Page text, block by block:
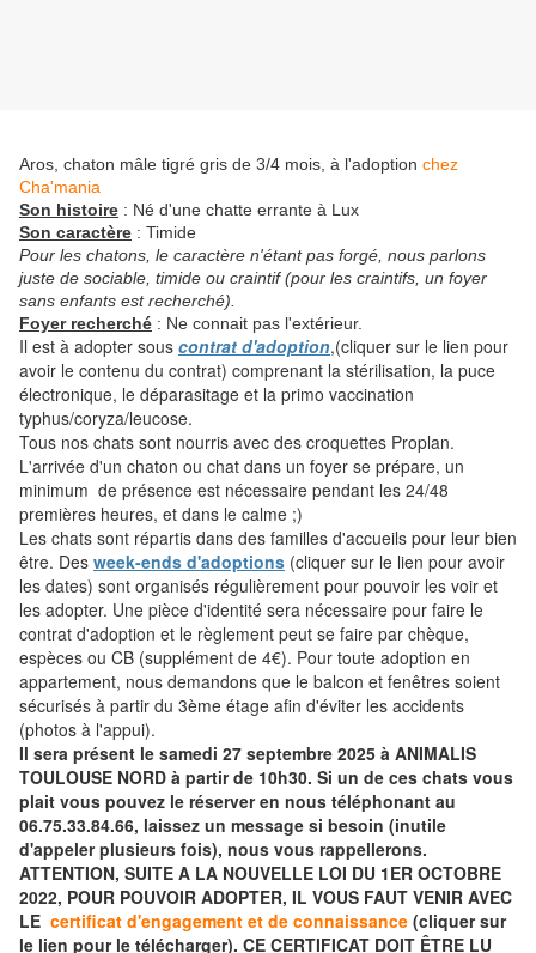
Aros, chaton mâle tigré gris de 3/4 mois, à l'adoption chez
Cha'mania
Son histoire : Né d'une chatte errante à Lux
Son caractère : Timide
Pour les chatons, le caractère n'étant pas forgé, nous parlons
juste de sociable, timide ou craintif (pour les craintifs, un foyer
sans enfants est recherché).
Foyer recherché : Ne connait pas l'extérieur.
Il est à adopter sous contrat d'adoption,(cliquer sur le lien pour
avoir le contenu du contrat) comprenant la stérilisation, la puce
électronique, le déparasitage et la primo vaccination
typhus/coryza/leucose.
Tous nos chats sont nourris avec des croquettes Proplan.
L'arrivée d'un chaton ou chat dans un foyer se prépare, un
minimum de présence est nécessaire pendant les 24/48
premières heures, et dans le calme ;)
Les chats sont répartis dans des familles d'accueils pour leur bien
être. Des week-ends d'adoptions (cliquer sur le lien pour avoir
les dates) sont organisés régulièrement pour pouvoir les voir et
les adopter. Une pièce d'identité sera nécessaire pour faire le
contrat d'adoption et le règlement peut se faire par chèque,
espèces ou CB (supplément de 4€). Pour toute adoption en
appartement, nous demandons que le balcon et fenêtres soient
sécurisés à partir du 3ème étage afin d'éviter les accidents
(photos à l'appui).
Il sera présent le samedi 27 septembre 2025 à ANIMALIS
TOULOUSE NORD à partir de 10h30. Si un de ces chats vous
plait vous pouvez le réserver en nous téléphonant au
06.75.33.84.66, laissez un message si besoin (inutile
d'appeler plusieurs fois), nous vous rappellerons.
ATTENTION, SUITE A LA NOUVELLE LOI DU 1ER OCTOBRE
2022, POUR POUVOIR ADOPTER, IL VOUS FAUT VENIR AVEC
LE certificat d'engagement et de connaissance (cliquer sur
le lien pour le télécharger). CE CERTIFICAT DOIT ÊTRE LU